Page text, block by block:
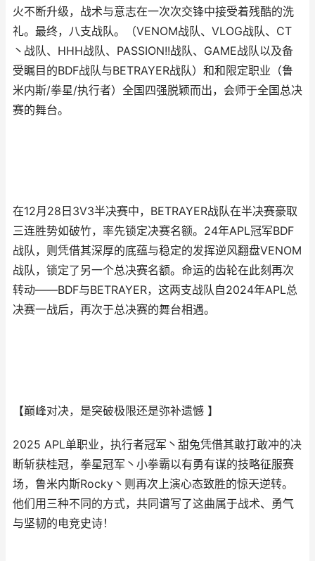
火不断升级，战术与意志在一次次交锋中接受着残酷的洗
礼。最终，八支战队。（VENOM战队、VLOG战队、CT
丶战队、HHH战队、PASSION!!战队、GAME战队以及备
受瞩目的BDF战队与BETRAYER战队）和和限定职业（鲁
米内斯/拳星/执行者）全国四强脱颖而出，会师于全国总决
赛的舞台。
在12月28日3V3半决赛中，BETRAYER战队在半决赛豪取
三连胜势如破竹，率先锁定决赛名额。24年APL冠军BDF
战队，则凭借其深厚的底蕴与稳定的发挥逆风翻盘VENOM
战队，锁定了另一个总决赛名额。命运的齿轮在此刻再次
转动——BDF与BETRAYER，这两支战队自2024年APL总
决赛一战后，再次于总决赛的舞台相遇。
【巅峰对决，是突破极限还是弥补遗憾 】
2025 APL单职业，执行者冠军丶甜兔凭借其敢打敢冲的决
断斩获桂冠，拳星冠军丶小拳霸以有勇有谋的技略征服赛
场，鲁米内斯Rocky丶则再次上演心态致胜的惊天逆转。
他们用三种不同的方式，共同谱写了这曲属于战术、勇气
与坚韧的电竞史诗！